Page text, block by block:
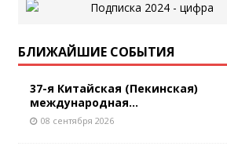
БЛИЖАЙШИЕ СОБЫТИЯ
37-я Китайская (Пекинская)
международная...
08 сентября 2026